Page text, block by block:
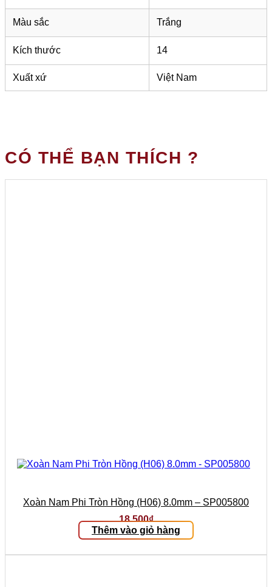
Màu sắc Trắng
Kích thước 14
Xuất xứ Việt Nam
CÓ THỂ BẠN THÍCH ?
Xoàn Nam Phi Tròn Hồng (H06) 8.0mm – SP005800
18.500₫
Thêm vào giỏ hàng